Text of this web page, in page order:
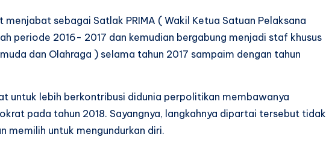
menjabat sebagai Satlak PRIMA ( Wakil Ketua Satuan Pelaksana
periode 2016- 2017 dan kemudian bergabung menjadi staf khusus
dan Olahraga ) selama tahun 2017 sampaim dengan tahun
untuk lebih berkontribusi didunia perpolitikan membawanya
pada tahun 2018. Sayangnya, langkahnya dipartai tersebut tidak
memilih untuk mengundurkan diri.